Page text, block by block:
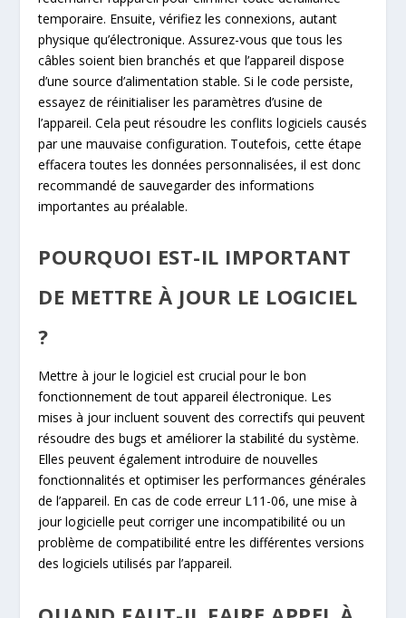
temporaire. Ensuite, vérifiez les connexions, autant
physique qu’électronique. Assurez-vous que tous les
câbles soient bien branchés et que l’appareil dispose
d’une source d’alimentation stable. Si le code persiste,
essayez de réinitialiser les paramètres d’usine de
l’appareil. Cela peut résoudre les conflits logiciels causés
par une mauvaise configuration. Toutefois, cette étape
effacera toutes les données personnalisées, il est donc
recommandé de sauvegarder des informations
importantes au préalable.
POURQUOI EST-IL IMPORTANT
DE METTRE À JOUR LE LOGICIEL
?
Mettre à jour le logiciel est crucial pour le bon
fonctionnement de tout appareil électronique. Les
mises à jour incluent souvent des correctifs qui peuvent
résoudre des bugs et améliorer la stabilité du système.
Elles peuvent également introduire de nouvelles
fonctionnalités et optimiser les performances générales
de l’appareil. En cas de code erreur L11-06, une mise à
jour logicielle peut corriger une incompatibilité ou un
problème de compatibilité entre les différentes versions
des logiciels utilisés par l’appareil.